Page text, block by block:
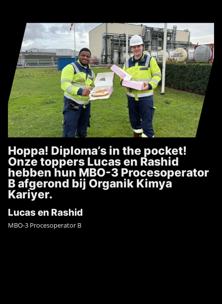
Hoppa! Diploma’s in the pocket!
Onze toppers Lucas en Rashid
hebben hun MBO-3 Procesoperator
B afgerond bij Organik Kimya
Kariyer.
Lucas en Rashid
MBO-3 Procesoperator B